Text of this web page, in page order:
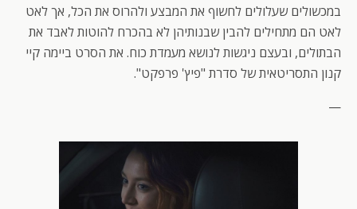
במכשולים שעלולים לחשוף את המבצע ולהרוס את הכל, אך לאט
לאט הם מתחילים להבין שבנותיהן לא בהכרח להוטות לאבד את
הבתולים, ובעצם ניגשות לנושא מעמדת כוח. את הסרט ביימה קיי
קנון התסריטאית של סדרת "פיץ' פרפקט".
—